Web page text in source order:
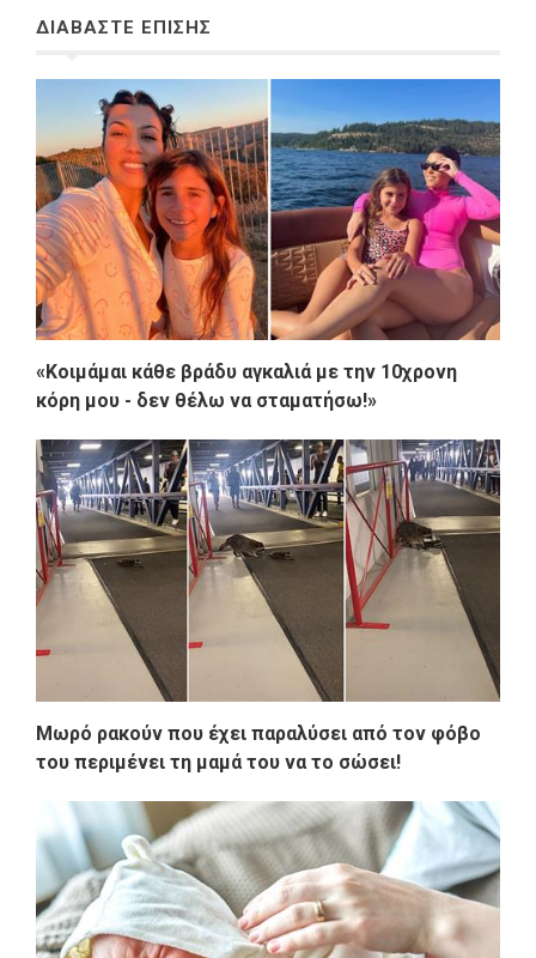
ΔΙΑΒΑΣΤΕ ΕΠΙΣΗΣ
«Κοιμάμαι κάθε βράδυ αγκαλιά με την 10χρονη
κόρη μου - δεν θέλω να σταματήσω!»
Μωρό ρακούν που έχει παραλύσει από τον φόβο
του περιμένει τη μαμά του να το σώσει!